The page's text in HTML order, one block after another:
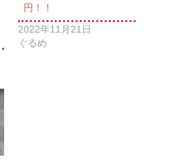
円！！
2022年11月21日
ぐるめ